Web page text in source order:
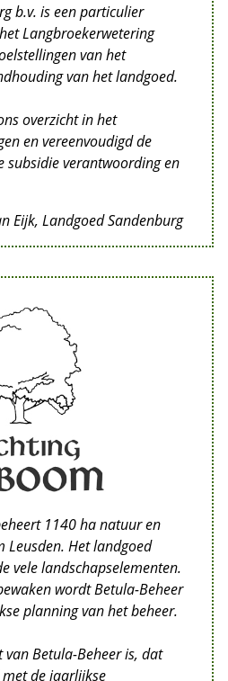
b.v. is een particulier
Langbroekerwetering
van het
van het landgoed.
overzicht in het
en vereenvoudigd de
subsidie verantwoording en
Eijk, Landgoed Sandenburg
1140 ha natuur en
Het landgoed
vele landschapselementen.
wordt Betula-Beheer
planning van het beheer.
van Betula-Beheer is, dat
de jaarlijkse